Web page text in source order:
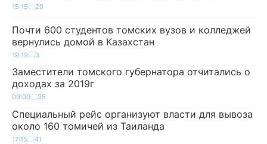
15:15 20
Почти 600 студентов томских вузов и колледжей
вернулись домой в Казахстан
19:19 3
Заместители томского губернатора отчитались о
доходах за 2019г
09:00 35
Специальный рейс организуют власти для вывоза
около 160 томичей из Таиланда
17:15 41